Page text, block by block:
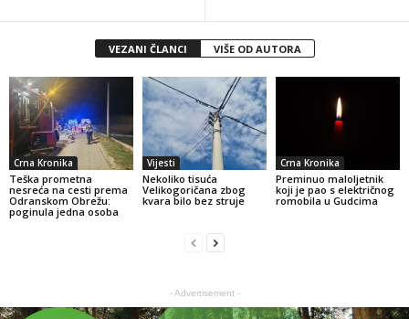
VEZANI ČLANCI VIŠE OD AUTORA
Crna Kronika
Teška prometna
nesreća na cesti prema
Odranskom Obrežu:
poginula jedna osoba
Vijesti
Nekoliko tisuća
Velikogoričana zbog
kvara bilo bez struje
Crna Kronika
Preminuo maloljetnik
koji je pao s električnog
romobila u Gudcima
- Advertisement -